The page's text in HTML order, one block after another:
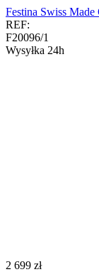
Festina Swiss Made
REF:
F20096/1
Wysyłka 24h
‍2 699‍ zł